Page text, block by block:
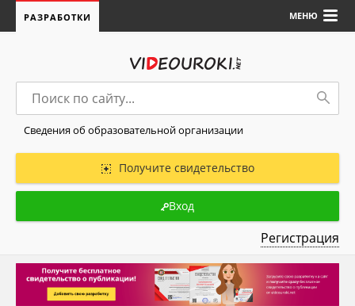
МЕНЮ
РАЗРАБОТКИ
Сведения об образовательной организации
Получите свидетельство
Вход
Регистрация